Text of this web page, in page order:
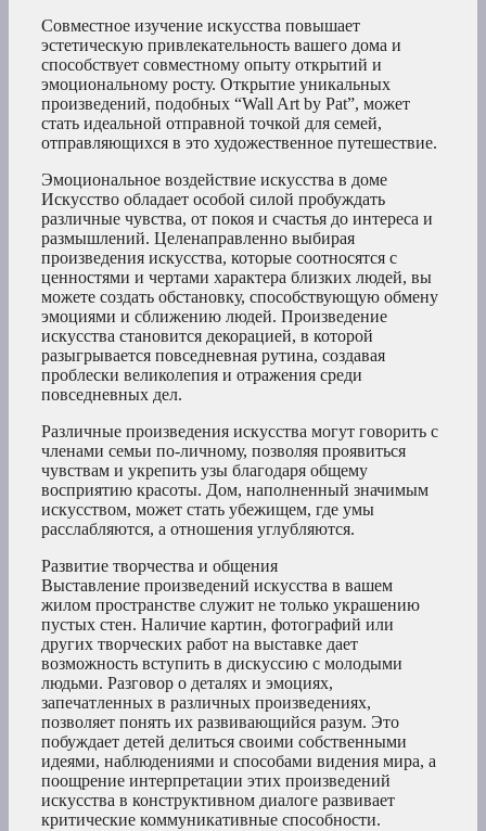
Совместное изучение искусства повышает
эстетическую привлекательность вашего дома и
способствует совместному опыту открытий и
эмоциональному росту. Открытие уникальных
произведений, подобных “Wall Art by Pat”, может
стать идеальной отправной точкой для семей,
отправляющихся в это художественное путешествие.
Эмоциональное воздействие искусства в доме
Искусство обладает особой силой пробуждать
различные чувства, от покоя и счастья до интереса и
размышлений. Целенаправленно выбирая
произведения искусства, которые соотносятся с
ценностями и чертами характера близких людей, вы
можете создать обстановку, способствующую обмену
эмоциями и сближению людей. Произведение
искусства становится декорацией, в которой
разыгрывается повседневная рутина, создавая
проблески великолепия и отражения среди
повседневных дел.
Различные произведения искусства могут говорить с
членами семьи по-личному, позволяя проявиться
чувствам и укрепить узы благодаря общему
восприятию красоты. Дом, наполненный значимым
искусством, может стать убежищем, где умы
расслабляются, а отношения углубляются.
Развитие творчества и общения
Выставление произведений искусства в вашем
жилом пространстве служит не только украшению
пустых стен. Наличие картин, фотографий или
других творческих работ на выставке дает
возможность вступить в дискуссию с молодыми
людьми. Разговор о деталях и эмоциях,
запечатленных в различных произведениях,
позволяет понять их развивающийся разум. Это
побуждает детей делиться своими собственными
идеями, наблюдениями и способами видения мира, а
поощрение интерпретации этих произведений
искусства в конструктивном диалоге развивает
критические коммуникативные способности.